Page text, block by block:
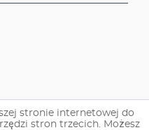
internal corner
W; thermometer
–
and 66 litres
stronie internetowej do
stron trzecich. Możesz